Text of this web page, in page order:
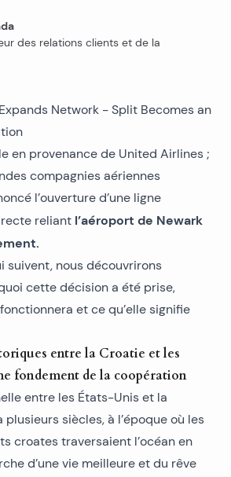
des relations clients et de la
en provenance de United Airlines ;
compagnies aériennes
l’ouverture d’une ligne
reliant l’aéroport de Newark
suivent, nous découvrirons
cette décision a été prise,
et ce qu’elle signifie
entre la Croatie et les
fondement de la coopération
entre les États-Unis et la
siècles, à l’époque où les
croates traversaient l’océan en
d’une vie meilleure et du rêve